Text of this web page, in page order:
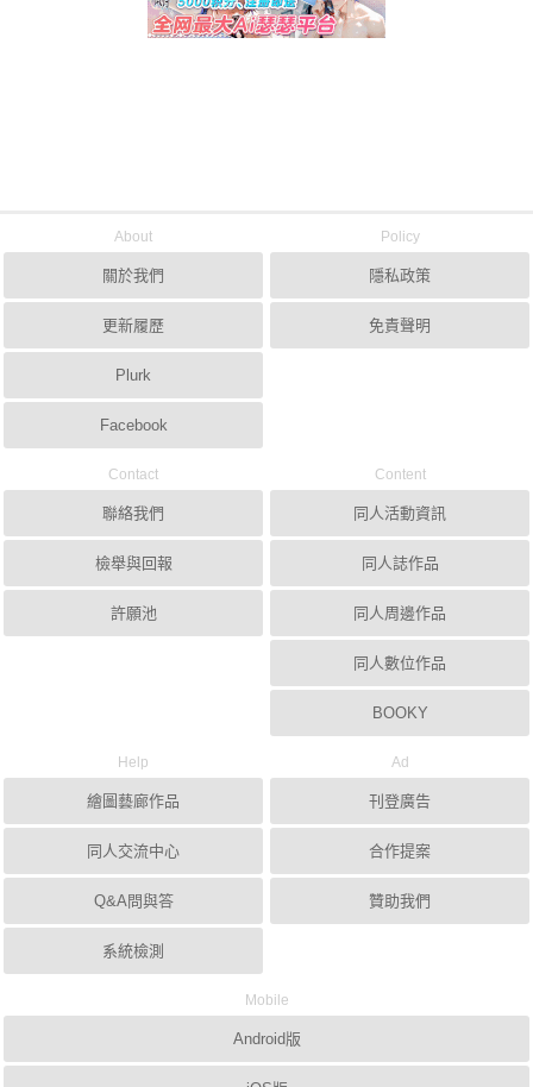
About
關於我們
更新履歷
Plurk
Facebook
Policy
隱私政策
免責聲明
Contact
聯絡我們
檢舉與回報
許願池
Content
同人活動資訊
同人誌作品
同人周邊作品
同人數位作品
BOOKY
Help
繪圖藝廊作品
同人交流中心
Q&A問與答
系統檢測
Ad
刊登廣告
合作提案
贊助我們
Mobile
Android版